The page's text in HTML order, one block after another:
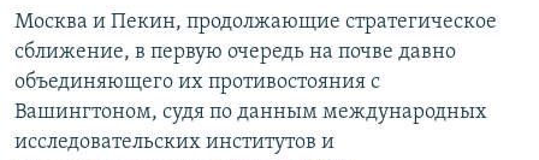
Москва и Пекин, продолжающие стратегическое
сближение, в первую очередь на почве давно
объединяющего их противостояния с
Вашингтоном, судя по данным международных
исследовательских институтов и